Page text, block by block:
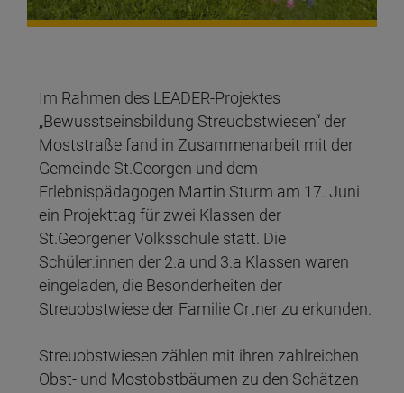
Im Rahmen des LEADER-Projektes
„Bewusstseinsbildung Streuobstwiesen“ der
Moststraße fand in Zusammenarbeit mit der
Gemeinde St.Georgen und dem
Erlebnispädagogen Martin Sturm am 17. Juni
ein Projekttag für zwei Klassen der
St.Georgener Volksschule statt. Die
Schüler:innen der 2.a und 3.a Klassen waren
eingeladen, die Besonderheiten der
Streuobstwiese der Familie Ortner zu erkunden.
Streuobstwiesen zählen mit ihren zahlreichen
Obst- und Mostobstbäumen zu den Schätzen